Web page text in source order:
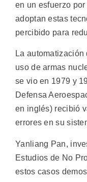
en un esfuerzo
adoptan estas
percibido para
La automatización
uso de armas
se vio en 1979 y
Defensa
en inglés) recibió
errores en su
Yanliang Pan,
Estudios de No
estos casos